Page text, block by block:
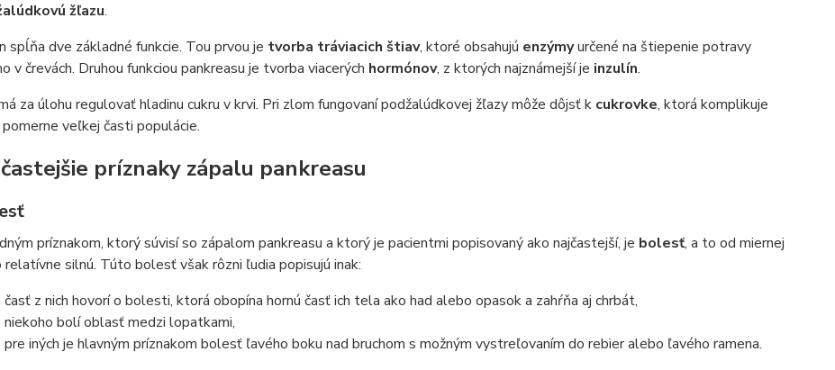
žľazu.
spĺňa dve základné funkcie. Tou prvou je tvorba tráviacich štiav, ktoré obsahujú enzýmyurčené na štiepenie potravy
v črevách. Druhou funkciou pankreasu je tvorba viacerých hormónov, z ktorých najznámejší je inzulín.
za úlohu regulovať hladinu cukru v krvi. Pri zlom fungovaní podžalúdkovej žľazy môže dôjsť k cukrovke, ktorá komplikuje
veľkej časti populácie.
príznaky zápalu pankreasu
príznakom, ktorý súvisí so zápalom pankreasu a ktorý je pacientmi popisovaný ako najčastejší, je bolesť, a to od miernej
relatívne silnú. Túto bolesť však rôzni ľudia popisujú inak:
časť z nich hovorí o bolesti, ktorá obopína hornú časť ich tela ako had alebo opasok a zahŕňa aj chrbát,
niekoho bolí oblasť medzi lopatkami,
pre iných je hlavným príznakom bolesť ľavého boku nad bruchom s možným vystreľovaním do rebier alebo ľavého ramena.